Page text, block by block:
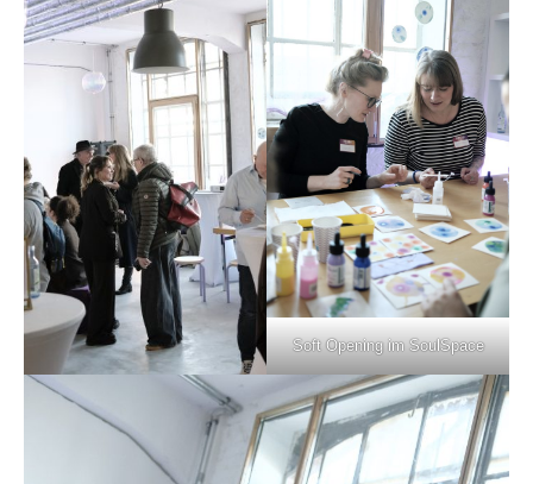
Soft Opening im SoulSpace